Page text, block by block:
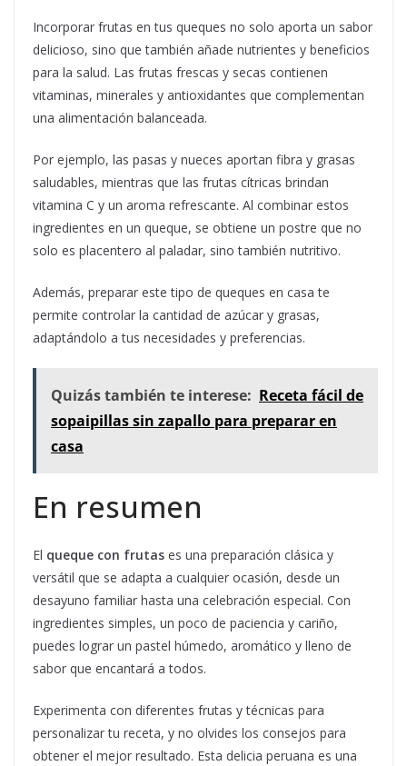
Incorporar frutas en tus queques no solo aporta un sabor
delicioso, sino que también añade nutrientes y beneficios
para la salud. Las frutas frescas y secas contienen
vitaminas, minerales y antioxidantes que complementan
una alimentación balanceada.
Por ejemplo, las pasas y nueces aportan fibra y grasas
saludables, mientras que las frutas cítricas brindan
vitamina C y un aroma refrescante. Al combinar estos
ingredientes en un queque, se obtiene un postre que no
solo es placentero al paladar, sino también nutritivo.
Además, preparar este tipo de queques en casa te
permite controlar la cantidad de azúcar y grasas,
adaptándolo a tus necesidades y preferencias.
Quizás también te interese: Receta fácil de
sopaipillas sin zapallo para preparar en
casa
En resumen
El queque con frutas es una preparación clásica y
versátil que se adapta a cualquier ocasión, desde un
desayuno familiar hasta una celebración especial. Con
ingredientes simples, un poco de paciencia y cariño,
puedes lograr un pastel húmedo, aromático y lleno de
sabor que encantará a todos.
Experimenta con diferentes frutas y técnicas para
personalizar tu receta, y no olvides los consejos para
obtener el mejor resultado. Esta delicia peruana es una